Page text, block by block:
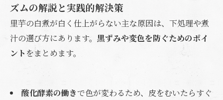
ズムの解説と実践的解決策
里芋の白煮が白く仕上がらない主な原因は、下処理や煮
汁の選び方にあります。 黒ずみや変色を防ぐためのポイ
ント をまとめます。
酸化酵素の働きで色が変わるため、皮をむいたらすぐ